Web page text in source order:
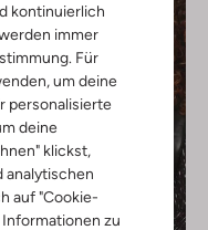
kontinuierlich
immer
Für
um deine
personalisierte
deine
klickst,
analytischen
auf "Cookie-
zu